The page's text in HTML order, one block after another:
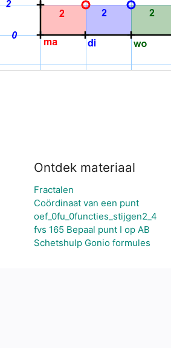
Ontdek materiaal
Fractalen
Coördinaat van een punt
oef_0fu_0functies_stijgen2_4
fvs 165 Bepaal punt I op AB
Schetshulp Gonio formules